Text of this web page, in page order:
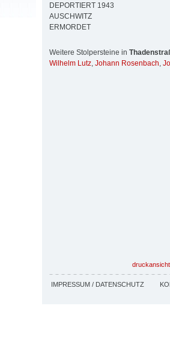
DEPORTIERT 1943
AUSCHWITZ
ERMORDET
Weitere Stolpersteine in
Wilhelm Lutz, Johann Rosenbach,
druckansicht
IMPRESSUM / DATENSCHUTZ